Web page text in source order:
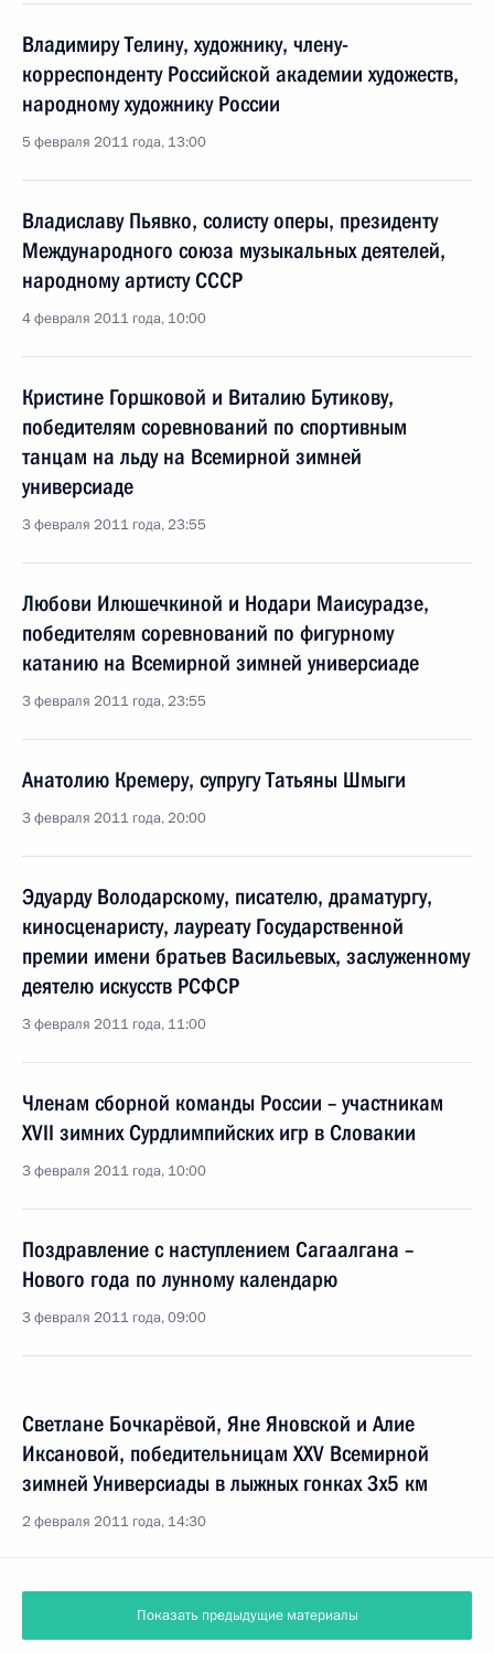
Владимиру Телину, художнику, члену-
корреспонденту Российской академии художеств,
народному художнику России
5 февраля 2011 года, 13:00
Владиславу Пьявко, солисту оперы, президенту
Международного союза музыкальных деятелей,
народному артисту СССР
4 февраля 2011 года, 10:00
Кристине Горшковой и Виталию Бутикову,
победителям соревнований по спортивным
танцам на льду на Всемирной зимней
универсиаде
3 февраля 2011 года, 23:55
Любови Илюшечкиной и Нодари Маисурадзе,
победителям соревнований по фигурному
катанию на Всемирной зимней универсиаде
3 февраля 2011 года, 23:55
Анатолию Кремеру, супругу Татьяны Шмыги
3 февраля 2011 года, 20:00
Эдуарду Володарскому, писателю, драматургу,
киносценаристу, лауреату Государственной
премии имени братьев Васильевых, заслуженному
деятелю искусств РСФСР
3 февраля 2011 года, 11:00
Членам сборной команды России – участникам
XVII зимних Сурдлимпийских игр в Словакии
3 февраля 2011 года, 10:00
Поздравление с наступлением Сагаалгана –
Нового года по лунному календарю
3 февраля 2011 года, 09:00
Светлане Бочкарёвой, Яне Яновской и Алие
Иксановой, победительницам XXV Всемирной
зимней Универсиады в лыжных гонках 3x5 км
2 февраля 2011 года, 14:30
Показать предыдущие материалы